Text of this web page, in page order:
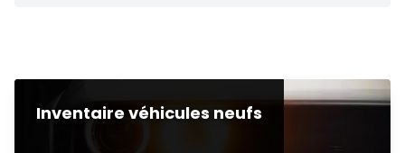
Inventaire véhicules neufs